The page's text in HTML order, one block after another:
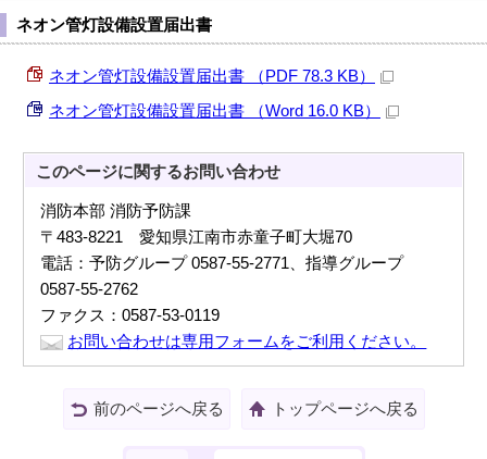
ネオン管灯設備設置届出書
ネオン管灯設備設置届出書 （PDF 78.3 KB）
ネオン管灯設備設置届出書 （Word 16.0 KB）
このページに関するお問い合わせ
消防本部 消防予防課
〒483-8221 愛知県江南市赤童子町大堀70
電話：予防グループ 0587-55-2771、指導グループ
0587-55-2762
ファクス：0587-53-0119
お問い合わせは専用フォームをご利用ください。
前のページへ戻る トップページへ戻る